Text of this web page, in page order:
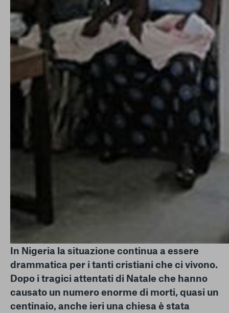
In Nigeria la situazione continua a essere
drammatica per i tanti cristiani che ci vivono.
Dopo i tragici attentati di Natale che hanno
causato un numero enorme di morti, quasi un
centinaio, anche ieri una chiesa è stata